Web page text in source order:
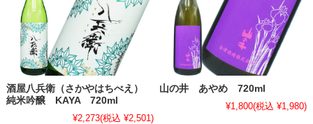
酒屋八兵衛（さかやはちべえ）
純米吟醸 KAYA 720ml
¥2,273(税込 ¥2,501)
山の井 あやめ 720ml
¥1,800(税込 ¥1,980)